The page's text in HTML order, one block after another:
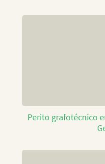
Perito grafotécnico